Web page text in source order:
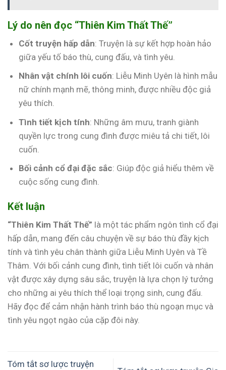
Lý do nên đọc “Thiên Kim Thất Thế”
Cốt truyện hấp dẫn: Truyện là sự kết hợp hoàn hảo
giữa yếu tố báo thù, cung đấu, và tình yêu.
Nhân vật chính lôi cuốn: Liễu Minh Uyên là hình mẫu
nữ chính mạnh mẽ, thông minh, được nhiều độc giả
yêu thích.
Tình tiết kịch tính: Những âm mưu, tranh giành
quyền lực trong cung đình được miêu tả chi tiết, lôi
cuốn.
Bối cảnh cổ đại đặc sắc: Giúp độc giả hiểu thêm về
cuộc sống cung đình.
Kết luận
“Thiên Kim Thất Thế” là một tác phẩm ngôn tình cổ đại
hấp dẫn, mang đến câu chuyện về sự báo thù đầy kịch
tính và tình yêu chân thành giữa Liễu Minh Uyên và Tề
Thâm. Với bối cảnh cung đình, tình tiết lôi cuốn và nhân
vật được xây dựng sâu sắc, truyện là lựa chọn lý tưởng
cho những ai yêu thích thể loại trọng sinh, cung đấu.
Hãy đọc để cảm nhận hành trình báo thù ngoạn mục và
tình yêu ngọt ngào của cặp đôi này.
Tóm tắt sơ lược truyện